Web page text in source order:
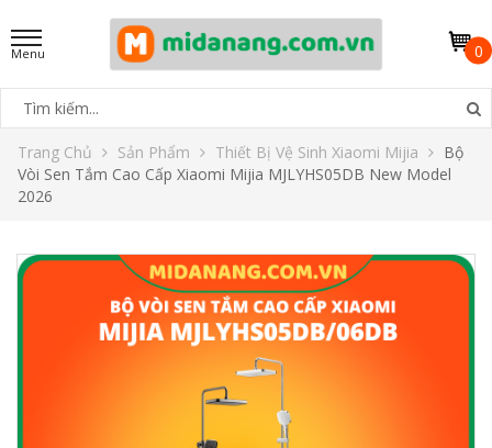
0
Trang Chủ Sản Phẩm Thiết Bị Vệ Sinh Xiaomi Mijia
Bộ
Vòi Sen Tắm Cao Cấp Xiaomi Mijia MJLYHS05DB New Model
2026